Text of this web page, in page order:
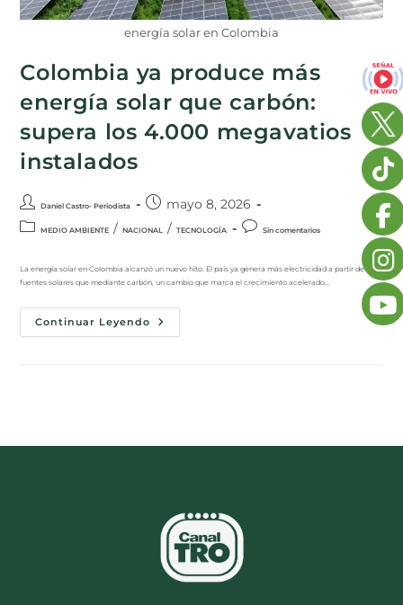
energía solar en Colombia
Colombia ya produce más
energía solar que carbón:
supera los 4.000 megavatios
instalados
Daniel Castro- Periodista mayo 8, 2026
MEDIO AMBIENTE / NACIONAL / TECNOLOGÍA Sin comentarios
La energía solar en Colombia alcanzó un nuevo hito. El país ya genera más electricidad a partir de
fuentes solares que mediante carbón, un cambio que marca el crecimiento acelerado…
Continuar Leyendo